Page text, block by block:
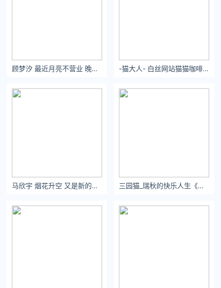
现在艾顿的情况基本明了了，艾顿的团队方面希望能签下一份顶
薪，但太阳方面觉得艾顿并不值3000万，所以艾顿先前后换加盟
其他球队就成了最完美的解决方案。
已经答应了。
顾梦汐 最近月亮不营业 晚安 就由我来说吧 -猫大人- 白丝网站猫猫咖啡厅营业中₊⁺
马欣宇 烟花升空 又是新的一年 三园猫_瑞秋的快乐人生《盛夏》美图作品图片 艺图语